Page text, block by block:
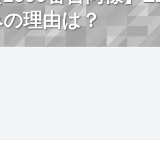
理由は？